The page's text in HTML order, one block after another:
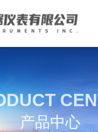
产品中心